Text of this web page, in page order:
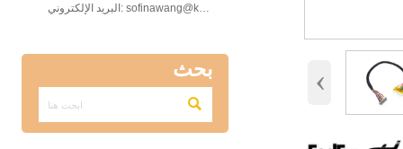
البريد الإلكتروني: sofinawang@ksrcd.com
بحث

‹